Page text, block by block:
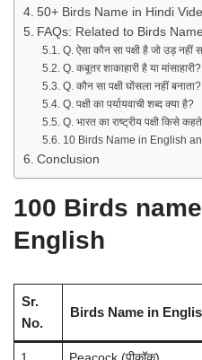
50+ Birds Name in Hindi
FAQs: Related to Birds Name
Q. ऐसा कौन सा पक्षी है जो उड़ नहीं
Q. कबूतर शाकाहारी है या मांसाहारी?
Q. कौन सा पक्षी घोंसला नहीं बनाता?
Q. पक्षी का पर्यायवाची शब्द क्या है?
Q. भारत का राष्ट्रीय पक्षी किसे
10 Birds Name in English
Conclusion
100 Birds
English
Sr.
No.
Birds Name in